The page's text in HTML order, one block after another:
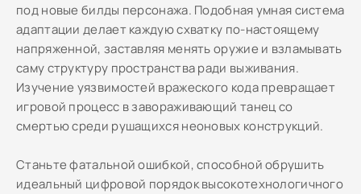
под новые билды персонажа. Подобная умная система
адаптации делает каждую схватку по-настоящему
напряженной, заставляя менять оружие и взламывать
саму структуру пространства ради выживания.
Изучение уязвимостей вражеского кода превращает
игровой процесс в завораживающий танец со
смертью среди рушащихся неоновых конструкций.
Станьте фатальной ошибкой, способной обрушить
идеальный цифровой порядок высокотехнологичного